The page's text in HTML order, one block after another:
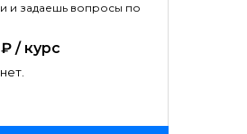
и задаешь вопросы по
/ курс